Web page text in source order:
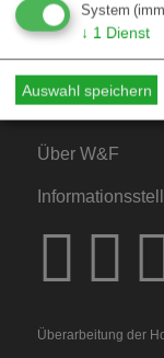
Hinweise für
Hinweise für
Über W&F
Überarbeitung der
System
↓ 1 Dienst
Auswahl speichern